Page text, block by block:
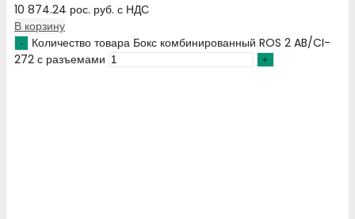
10 874.24 рос. руб. с НДС
В корзину
Количество товара Бокс комбинированный ROS 2 AB/CI-
272 с разъемами